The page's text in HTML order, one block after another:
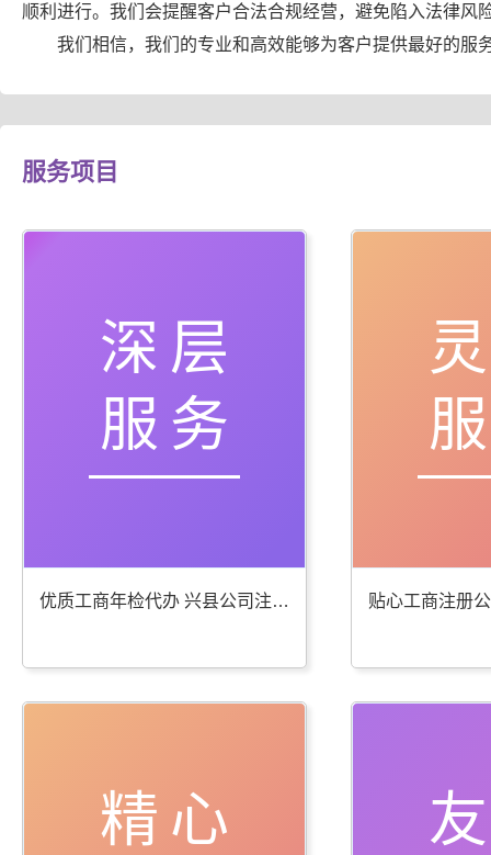
顺利进行。我们会提醒客户合法合规经营，避免陷入法律风
我们相信，我们的专业和高效能够为客户提供最好的服
服务项目
深层
服务
优质工商年检代办 兴县公司注册服务棒
精心